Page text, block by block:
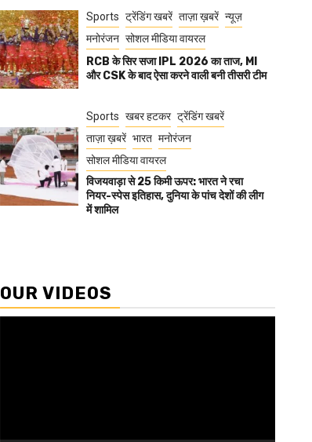
Sports ट्रेंडिंग खबरें ताज़ा ख़बरें न्यूज़
मनोरंजन सोशल मीडिया वायरल
RCB के सिर सजा IPL 2026 का ताज, MI
और CSK के बाद ऐसा करने वाली बनी तीसरी टीम
Sports खबर हटकर ट्रेंडिंग खबरें
ताज़ा ख़बरें भारत मनोरंजन
सोशल मीडिया वायरल
विजयवाड़ा से 25 किमी ऊपर: भारत ने रचा
नियर-स्पेस इतिहास, दुनिया के पांच देशों की लीग
में शामिल
OUR VIDEOS